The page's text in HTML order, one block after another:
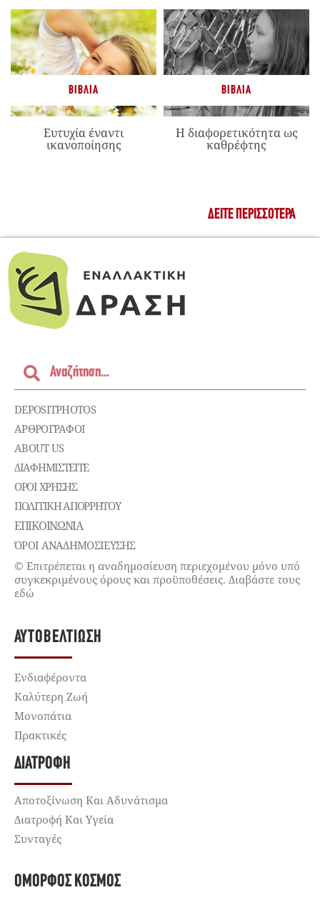
ΒΙΒΛΊΑ
Ευτυχία έναντι
ικανοποίησης
ΒΙΒΛΊΑ
Η διαφορετικότητα ως
καθρέφτης
ΔΕΊΤΕ ΠΕΡΙΣΣΌΤΕΡΑ
DEPOSITPHOTOS
ΑΡΘΡΟΓΡΑΦΟΙ
ABOUT US
ΔΙΑΦΗΜΙΣΤΕΊΤΕ
ΌΡΟΙ ΧΡΉΣΗΣ
ΠΟΛΙΤΙΚΉ ΑΠΟΡΡΉΤΟΥ
ΕΠΙΚΟΙΝΩΝΊΑ
ΌΡΟΙ ΑΝΑΔΗΜΟΣΙΕΥΣΗΣ
© Επιτρέπεται η αναδημοσίευση περιεχομένου μόνο υπό
συγκεκριμένους όρους και προϋποθέσεις. Διαβάστε τους
εδώ
ΑΥΤΟΒΕΛΤΊΩΣΗ
Ενδιαφέροντα
Καλύτερη Ζωή
Μονοπάτια
Πρακτικές
ΔΙΑΤΡΟΦΉ
Αποτοξίνωση Και Αδυνάτισμα
Διατροφή Και Υγεία
Συνταγές
ΌΜΟΡΦΟΣ ΚΌΣΜΟΣ